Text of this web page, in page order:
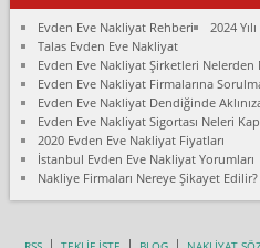
olduk. Asansörlü dediler sonra uraya
fark istediler. ortada asa...
Nimet:
Ben 2021 Ağustos ilk haftası Evimi taşıdım
Mahallesi'nden bir başka Mahallesi'ne yani
oturuyorum önceleri ara...
Nimet Köse:
Hancıoğlu naklyatla taşındım...
Evden Eve Nakliyat Rehberi
2024
Talas Evden Eve Nakliyat
Evden Eve Nakliyat Şirketleri Nelerden
Evden Eve Nakliyat Firmalarına
Evden Eve Nakliyat Dendiğinde
Evden Eve Nakliyat Sigortası Neleri
2020 Evden Eve Nakliyat Fiyatları
İstanbul Evden Eve Nakliyat Yorumları
Nakliye Firmaları Nereye Şikayet Edilir?